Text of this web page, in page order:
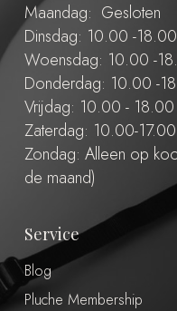
Maandag: Gesloten
Dinsdag: 10.00 -
Woensdag: 10.00 -
Donderdag: 10.00 -
Vrijdag: 10.00 - 18.00
Zaterdag: 10.00-
Zondag: Alleen op
de maand)
Service
Blog
Pluche Membership